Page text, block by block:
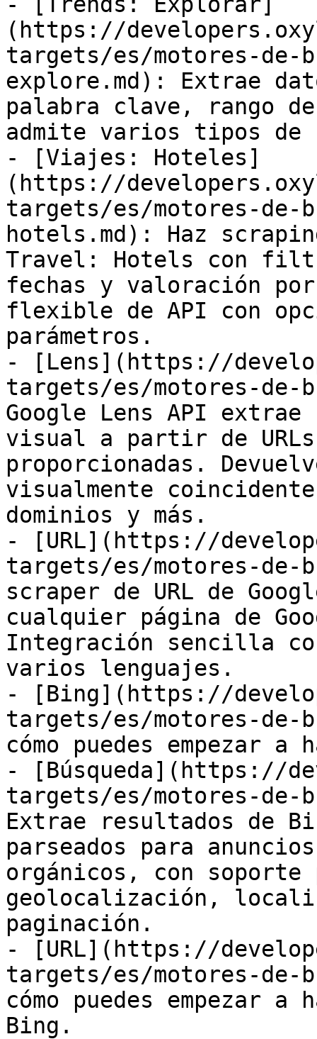
(https://
targets/es/motores-de-
explore.md): Extrae
palabra clave, rango
admite varios tipos
- [Viajes: Hoteles]
(https://
targets/es/motores-de-
hotels.md): Haz
Travel: Hotels con
fechas y valoración
flexible de API con
parámetros.
- [Lens](https://
targets/es/motores-de-
Google Lens API extrae
visual a partir de URLs
proporcionadas.
visualmente
dominios y más.
- [URL](https://
targets/es/motores-de-
scraper de URL de
cualquier página de
Integración sencilla
varios lenguajes.
- [Bing](https://
targets/es/motores-de-
cómo puedes empezar
- [Búsqueda](https://
targets/es/motores-de-
Extrae resultados de
parseados para
orgánicos, con soporte
geolocalización,
paginación.
- [URL](https://
targets/es/motores-de-
cómo puedes empezar a
Bing.